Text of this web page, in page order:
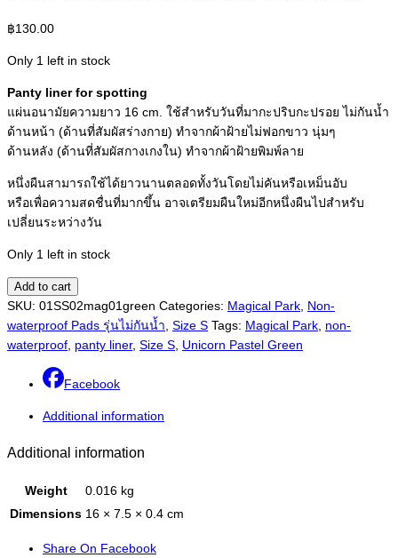
฿130.00
Only 1 left in stock
Panty liner for spotting
แผ่นอนามัยความยาว 16 cm. ใช้สำหรับวันที่มากะปริบกะปรอย ไม่กันน้ำ
ด้านหน้า (ด้านที่สัมผัสร่างกาย) ทำจากผ้าฝ้ายไม่ฟอกขาว นุ่มๆ
ด้านหลัง (ด้านที่สัมผัสกางเกงใน) ทำจากผ้าฝ้ายพิมพ์ลาย
หนึ่งผืนสามารถใช้ได้ยาวนานตลอดทั้งวันโดยไม่คันหรือเหม็นอับ
หรือเพื่อความสดชื่นที่มากขึ้น อาจเตรียมผืนใหม่อีกหนึ่งผืนไปสำหรับ
เปลี่ยนระหว่างวัน
Only 1 left in stock
Pad
S
(Panty
Liner)
Pastel
quantity
Add to cart
SKU: 01SS02mag01green Categories: Magical Park, Non-
waterproof Pads รุ่นไม่กันน้ำ, Size S Tags: Magical Park, non-
waterproof, panty liner, Size S, Unicorn Pastel Green
Facebook
Additional information
Additional information
Weight
0.016 kg
Dimensions 16 × 7.5 × 0.4 cm
Share On Facebook